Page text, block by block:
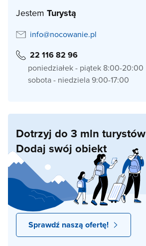
Jestem Turystą
info@nocowanie.pl
22 116 82 96
poniedziałek - piątek 8:00-20:00
sobota - niedziela 9:00-17:00
Dotrzyj do 3 mln turystów
Dodaj swój obiekt
Sprawdź naszą ofertę!